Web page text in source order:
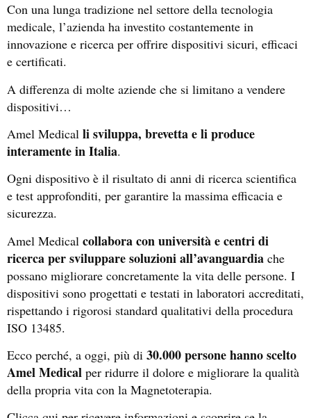
Con una lunga tradizione nel settore della tecnologia
medicale, l’azienda ha investito costantemente in
innovazione e ricerca per offrire dispositivi sicuri, efficaci
e certificati.
A differenza di molte aziende che si limitano a vendere
dispositivi…
Amel Medical li sviluppa, brevetta e li produce
interamente in Italia.
Ogni dispositivo è il risultato di anni di ricerca scientifica
e test approfonditi, per garantire la massima efficacia e
sicurezza.
Amel Medical collabora con università e centri di
ricerca per sviluppare soluzioni all’avanguardia che
possano migliorare concretamente la vita delle persone. I
dispositivi sono progettati e testati in laboratori accreditati,
rispettando i rigorosi standard qualitativi della procedura
ISO 13485.
Ecco perché, a oggi, più di 30.000 persone hanno scelto
Amel Medical per ridurre il dolore e migliorare la qualità
della propria vita con la Magnetoterapia.